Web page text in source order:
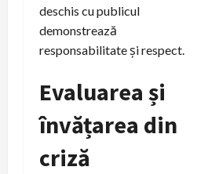
deschis cu publicul
demonstrează
responsabilitate și respect.
Evaluarea și
învățarea din
criză